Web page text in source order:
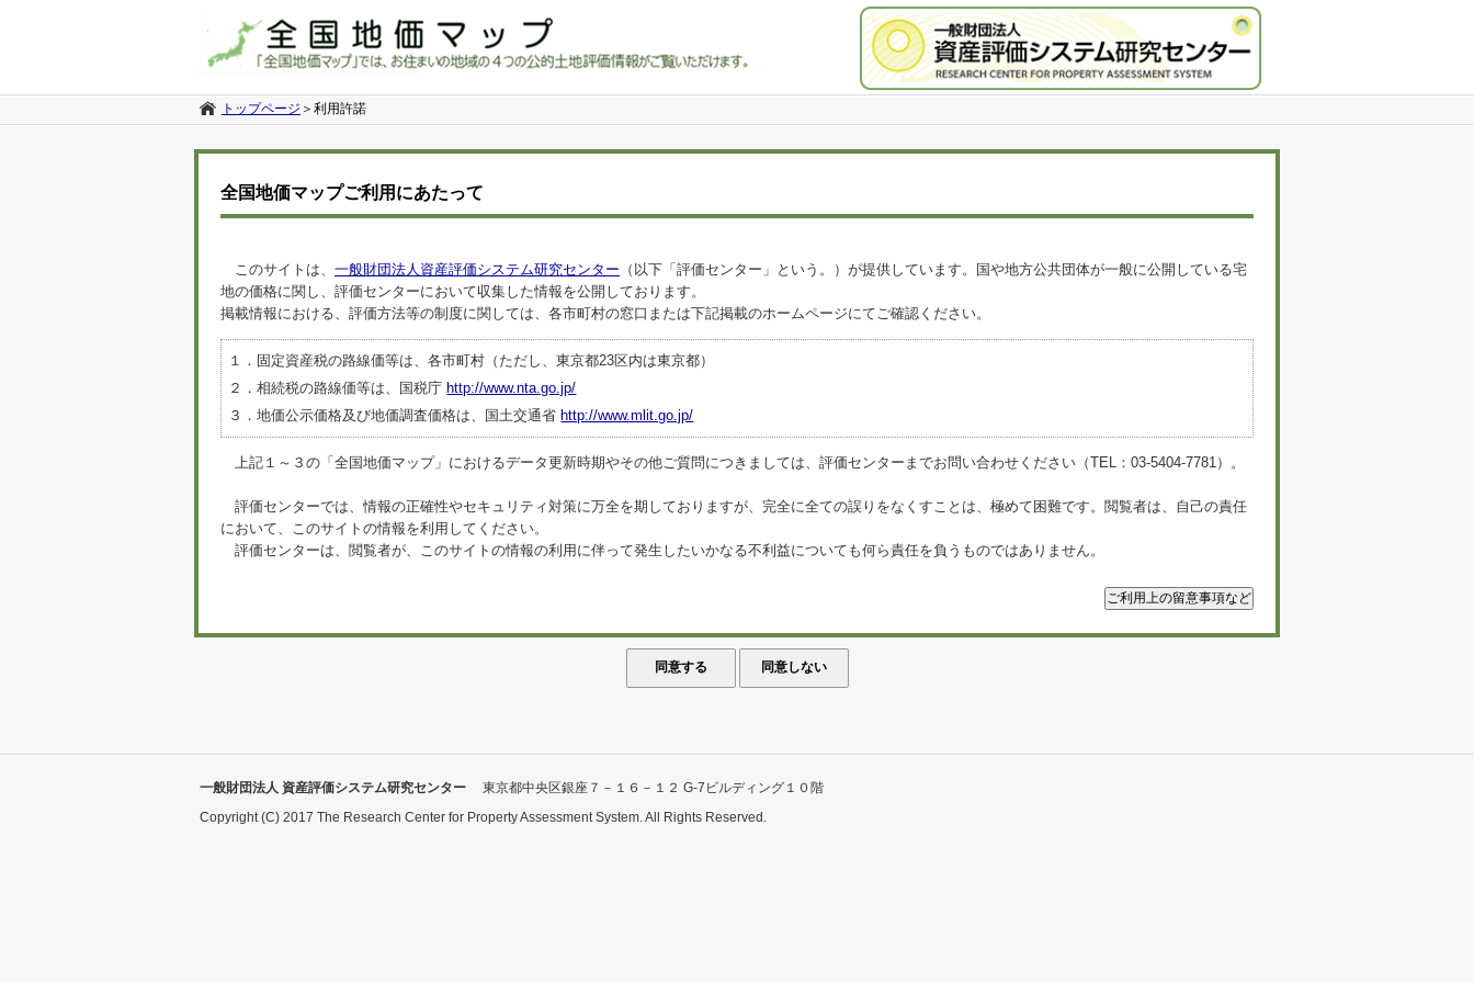
トップページ ＞ 利用許諾
全国地価マップご利用にあたって
このサイトは、 一般財団法人資産評価システム研究センター （以下「評価センター」という。）が提供しています。国や地方公共団体が一般に公開している宅
地の価格に関し、評価センターにおいて収集した情報を公開しております。
掲載情報における、評価方法等の制度に関しては、各市町村の窓口または下記掲載のホームページにてご確認ください。
１．固定資産税の路線価等は、各市町村（ただし、東京都23区内は東京都）
２．相続税の路線価等は、国税庁 http://www.nta.go.jp/
３．地価公示価格及び地価調査価格は、国土交通省 http://www.mlit.go.jp/
上記１～３の「全国地価マップ」におけるデータ更新時期やその他ご質問につきましては、評価センターまでお問い合わせください（TEL：03-5404-7781）。
評価センターでは、情報の正確性やセキュリティ対策に万全を期しておりますが、完全に全ての誤りをなくすことは、極めて困難です。閲覧者は、自己の責任
において、このサイトの情報を利用してください。
評価センターは、閲覧者が、このサイトの情報の利用に伴って発生したいかなる不利益についても何ら責任を負うものではありません。
一般財団法人 資産評価システム研究センター
東京都中央区銀座７－１６－１２ G-7ビルディング１０階
Copyright (C) 2017 The Research Center for Property Assessment System. All Rights Reserved.